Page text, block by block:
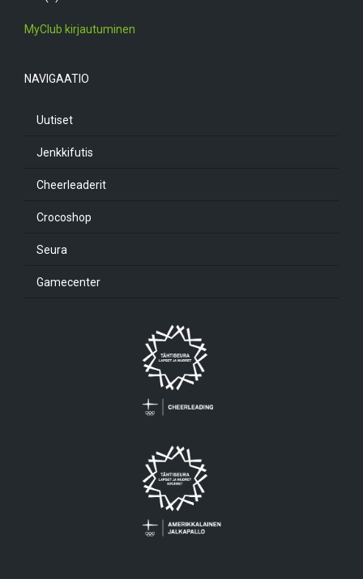
MyClub kirjautuminen
NAVIGAATIO
Uutiset
Jenkkifutis
Cheerleaderit
Crocoshop
Seura
Gamecenter